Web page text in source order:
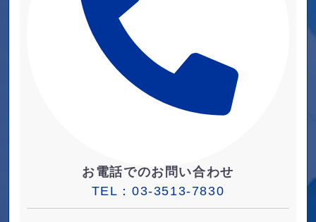
お電話でのお問い合わせ
TEL：03-3513-7830